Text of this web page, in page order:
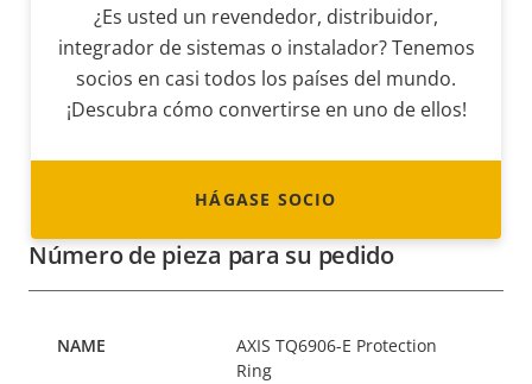
¿Es usted un revendedor, distribuidor,
integrador de sistemas o instalador? Tenemos
socios en casi todos los países del mundo.
¡Descubra cómo convertirse en uno de ellos!
HÁGASE SOCIO
Número de pieza para su pedido
AXIS TQ6906-E Protection
Ring